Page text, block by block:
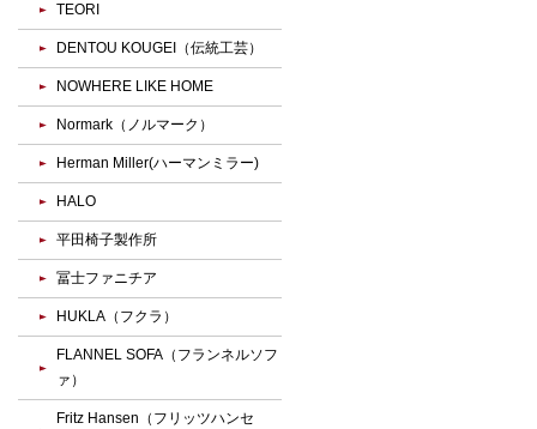
TEORI
DENTOU KOUGEI（伝統工芸）
NOWHERE LIKE HOME
Normark（ノルマーク）
Herman Miller(ハーマンミラー)
HALO
平田椅子製作所
冨士ファニチア
HUKLA（フクラ）
FLANNEL SOFA（フランネルソフ
ァ）
Fritz Hansen（フリッツハンセ